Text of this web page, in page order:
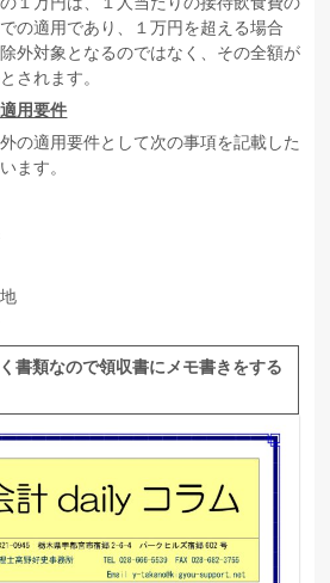
の適用であり、１万円を超える場合
外対象となるのではなく、その全額が
されます。
用要件
の適用要件として次の事項を記載した
ます。
書類なので領収書にメモ書きをする